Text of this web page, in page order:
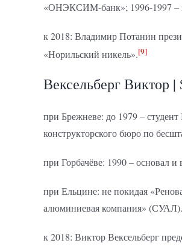
«ОНЭКСИМ-банк»; 1996-1997 –
к 2018: Владимир Потанин
«Норильский никель».[9]
Вексельберг Виктор
при Брежневе: до 1979 –
конструкторского бюро по
при Горбачёве: 1990 – основал и
при Ельцине: не покидая
алюминиевая компания» (СУАЛ).
к 2018: Виктор Вексельберг